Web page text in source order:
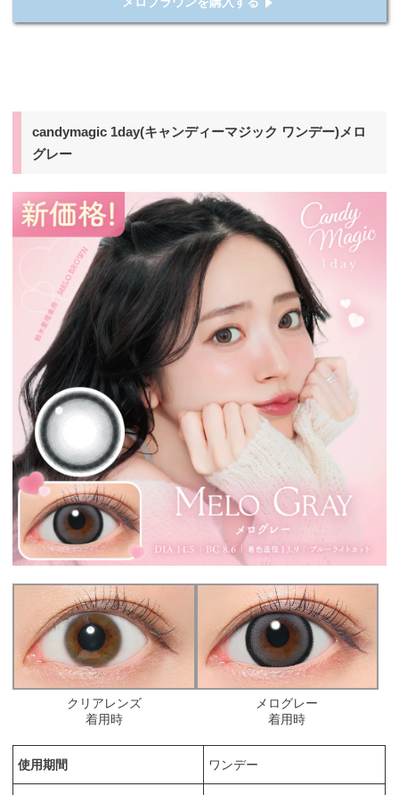
candymagic 1day(キャンディーマジック ワンデー)メロ
グレー
クリアレンズ
着用時
メログレー
着用時
使用期間 ワンデー